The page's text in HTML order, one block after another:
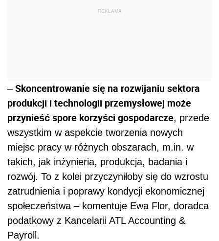
REKLAMA
–Skoncentrowanie się na rozwijaniu sektora
produkcji i technologii przemysłowej może
przynieść spore korzyści gospodarcze, przede
wszystkim w aspekcie tworzenia nowych
miejsc pracy w różnych obszarach, m.in. w
takich, jak inżynieria, produkcja, badania i
rozwój. To z kolei przyczyniłoby się do wzrostu
zatrudnienia i poprawy kondycji ekonomicznej
społeczeństwa – komentuje Ewa Flor, doradca
podatkowy z Kancelarii ATL Accounting &
Payroll.